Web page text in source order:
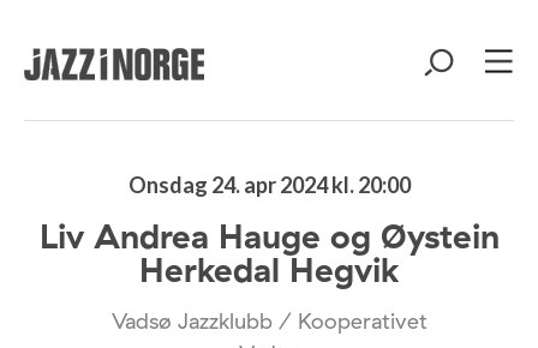
Onsdag 24. apr 2024 kl. 20:00
Liv Andrea Hauge og Øystein
Herkedal Hegvik
Vadsø Jazzklubb / Kooperativet